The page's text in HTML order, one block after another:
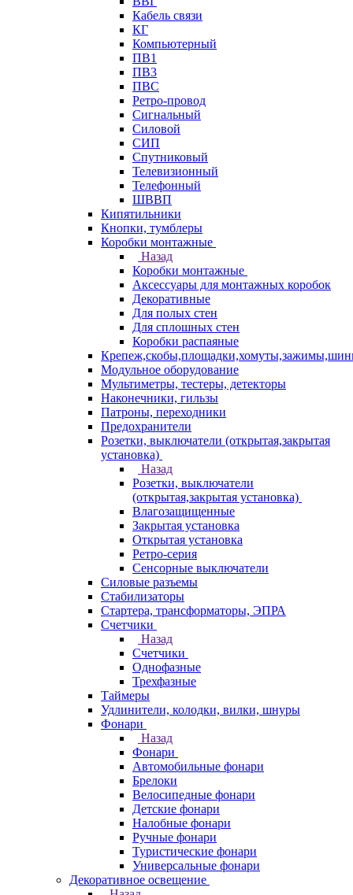
Кабель связи
КГ
Компьютерный
ПВ1
ПВ3
ПВС
Ретро-провод
Сигнальный
Силовой
СИП
Спутниковый
Телевизионный
Телефонный
ШВВП
Кипятильники
Кнопки, тумблеры
Коробки монтажные
Назад
Коробки монтажные
Аксессуары для монтажных коробок
Декоративные
Для полых стен
Для сплошных стен
Коробки распаяные
Модульное оборудование
Мультиметры, тестеры, детекторы
Наконечники, гильзы
Патроны, переходники
Предохранители
Розетки, выключатели (открытая,закрытая
установка)
Назад
Розетки, выключатели
(открытая,закрытая установка)
Влагозащищенные
Закрытая установка
Открытая установка
Ретро-серия
Сенсорные выключатели
Силовые разъемы
Стабилизаторы
Стартера, трансформаторы, ЭПРА
Счетчики
Назад
Счетчики
Однофазные
Трехфазные
Таймеры
Удлинители, колодки, вилки, шнуры
Фонари
Назад
Фонари
Автомобильные фонари
Брелоки
Велосипедные фонари
Детские фонари
Налобные фонари
Ручные фонари
Туристические фонари
Универсальные фонари
Декоративное освещение